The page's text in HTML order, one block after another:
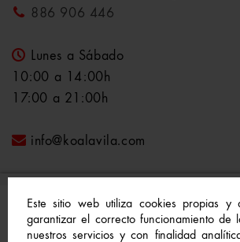
Este sitio web utiliza cookies propias y
garantizar el correcto funcionamiento de
nuestros servicios y con finalidad
886 906 446
Lunes a Sábado
10:00 a 14:00h
17:00 a 21:00h
info@koalavila.com